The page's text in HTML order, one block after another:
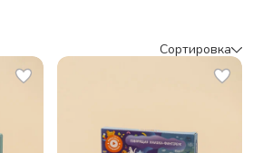
Сортировка